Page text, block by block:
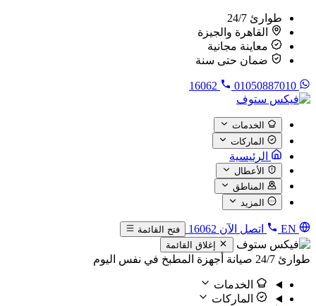
طوارئ 24/7
القاهرة والجيزة
معاينة مجانية
ضمان حتى سنة
01050887010
16062
الخدمات
الماركات
الرئيسية
الأعطال
المناطق
المزيد
EN اتصل الآن 16062
فتح القائمة
إغلاق القائمة
طوارئ 24/7 صيانة أجهزة المطبخ في نفس اليوم
الخدمات
الماركات